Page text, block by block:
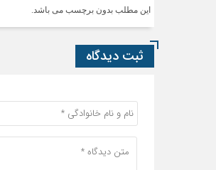
این مطلب بدون برچسب می باشد.
ثبت دیدگاه